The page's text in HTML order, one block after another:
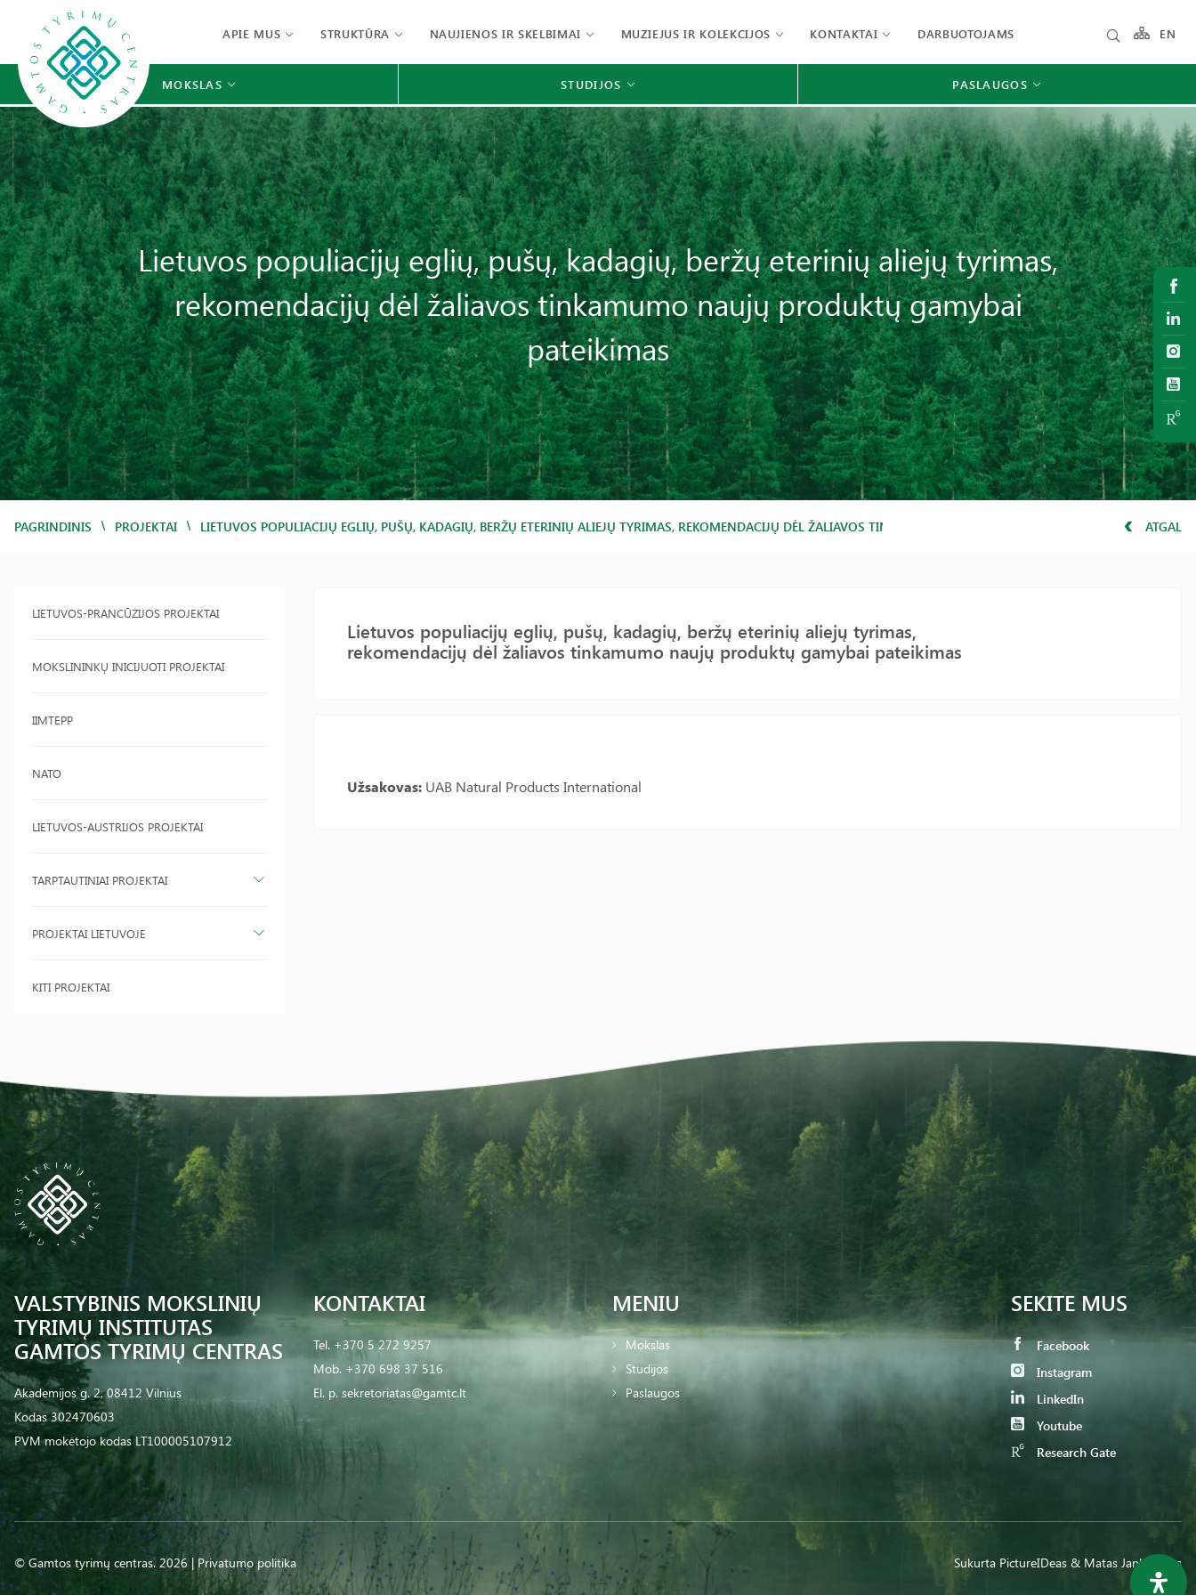
APIE MUS STRUKTŪRA NAUJIENOS IR SKELBIMAI MUZIEJUS IR KOLEKCIJOS KONTAKTAI DARBUOTOJAMS EN
MOKSLAS STUDIJOS PASLAUGOS
Lietuvos populiacijų eglių, pušų, kadagių, beržų eterinių aliejų tyrimas,
rekomendacijų dėl žaliavos tinkamumo naujų produktų gamybai
pateikimas
PAGRINDINIS / PROJEKTAI / LIETUVOS POPULIACIJŲ EGLIŲ, PUŠŲ, KADAGIŲ, BERŽŲ ETERINIŲ ALIEJŲ TYRIMAS, REKOMENDACIJŲ DĖL ŽALIAVOS TINKAMUMO NAUJŲ PRODUKTŲ GAMYBAI PATEIKIMAS
ATGAL
LIETUVOS-PRANCŪZIJOS PROJEKTAI
MOKSLININKŲ INICIJUOTI PROJEKTAI
IIMTEPP
NATO
LIETUVOS-AUSTRIJOS PROJEKTAI
TARPTAUTINIAI PROJEKTAI
PROJEKTAI LIETUVOJE
KITI PROJEKTAI
Lietuvos populiacijų eglių, pušų, kadagių, beržų eterinių aliejų tyrimas,
rekomendacijų dėl žaliavos tinkamumo naujų produktų gamybai pateikimas
Užsakovas: UAB Natural Products International
VALSTYBINIS MOKSLINIŲ
TYRIMŲ INSTITUTAS
GAMTOS TYRIMŲ CENTRAS
Akademijos g. 2, 08412 Vilnius
Kodas 302470603
PVM mokėtojo kodas LT100005107912
KONTAKTAI
Tel. +370 5 272 9257
Mob. +370 698 37 516
El. p. sekretoriatas@gamtc.lt
MENIU
Mokslas
Studijos
Paslaugos
SEKITE MUS
Facebook
Instagram
LinkedIn
Youtube
Research Gate
© Gamtos tyrimų centras. 2026 | Privatumo politika Sukurta PictureIDeas & Matas Jankauskas